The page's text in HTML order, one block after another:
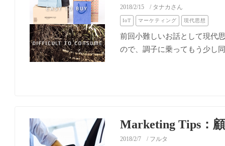
2018/2/15 / タナカさん
IoT マーケティング 現代思想
前回小難しいお話として現代
ので、調子に乗ってもう少し
Marketing Tips：
2018/2/7 / フルタ